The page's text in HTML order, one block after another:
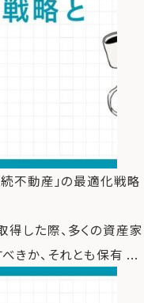
続不動産」の最適化戦略
した際、多くの資産家
きか、それとも保有 ...